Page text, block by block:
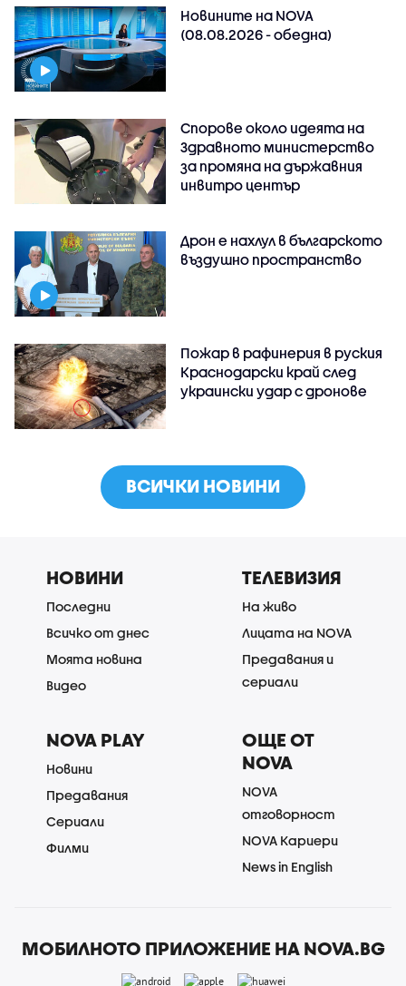
Новините на NOVA
(08.08.2026 - обедна)
Спорове около идеята на
Здравното министерство
за промяна на държавния
инвитро център
Дрон е нахлул в българското
въздушно пространство
Пожар в рафинерия в руския
Краснодарски край след
украински удар с дронове
ВСИЧКИ НОВИНИ
НОВИНИ
Последни
Всичко от днес
Моята новина
Видео
ТЕЛЕВИЗИЯ
На живо
Лицата на NOVA
Предавания и
сериали
NOVA PLAY
Новини
Предавания
Сериали
Филми
ОЩЕ ОТ
NOVA
NOVA
отговорност
NOVA Кариери
News in English
МОБИЛНОТО ПРИЛОЖЕНИЕ НА NOVA.BG